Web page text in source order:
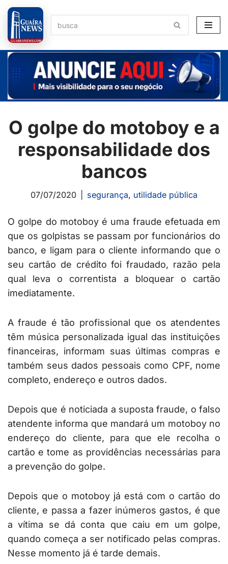
Pular
para
o
conteúdo
O golpe do motoboy e a
responsabilidade dos
bancos
07/07/2020 segurança, utilidade pública
O golpe do motoboy é uma fraude efetuada em
que os golpistas se passam por funcionários do
banco, e ligam para o cliente informando que o
seu cartão de crédito foi fraudado, razão pela
qual leva o correntista a bloquear o cartão
imediatamente.
A fraude é tão profissional que os atendentes
têm música personalizada igual das instituições
financeiras, informam suas últimas compras e
também seus dados pessoais como CPF, nome
completo, endereço e outros dados.
Depois que é noticiada a suposta fraude, o falso
atendente informa que mandará um motoboy no
endereço do cliente, para que ele recolha o
cartão e tome as providências necessárias para
a prevenção do golpe.
Depois que o motoboy já está com o cartão do
cliente, e passa a fazer inúmeros gastos, é que
a vítima se dá conta que caiu em um golpe,
quando começa a ser notificado pelas compras.
Nesse momento já é tarde demais.